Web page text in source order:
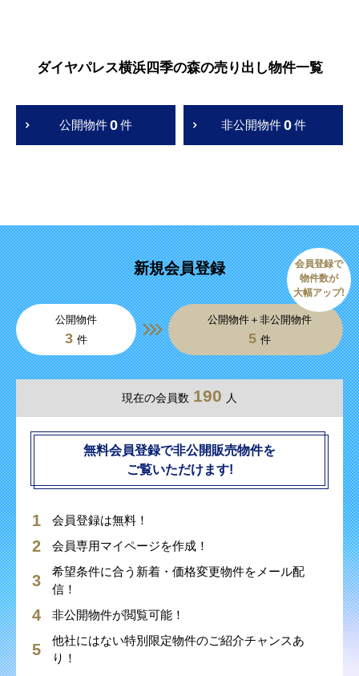
ダイヤパレス横浜四季の森の売り出し物件一覧
公開物件0件 非公開物件 0 件
新規会員登録
公開物件
3 件
公開物件＋非公開物件
5 件
会員登録で
物件数が
大幅アップ!
現在の会員数 190 人
無料会員登録で非公開販売物件を
ご覧いただけます!
会員登録は無料！
会員専用マイページを作成！
希望条件に合う新着・価格変更物件をメール配
信！
非公開物件が閲覧可能！
他社にはない特別限定物件のご紹介チャンスあ
り！